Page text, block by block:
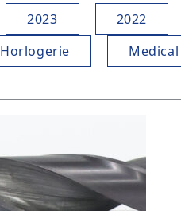
2023 2022
Horlogerie Medical